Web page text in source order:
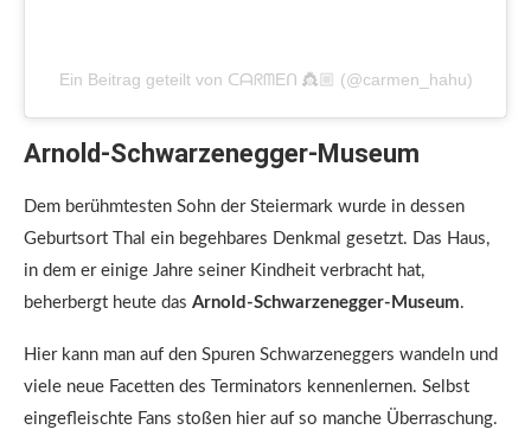
Ein Beitrag geteilt von ᑕᗩᖇᗰEᑎ 👸🏼 (@carmen_hahu)
Arnold-Schwarzenegger-Museum
Dem berühmtesten Sohn der Steiermark wurde in dessen
Geburtsort Thal ein begehbares Denkmal gesetzt. Das Haus,
in dem er einige Jahre seiner Kindheit verbracht hat,
beherbergt heute das Arnold-Schwarzenegger-Museum.
Hier kann man auf den Spuren Schwarzeneggers wandeln und
viele neue Facetten des Terminators kennenlernen. Selbst
eingefleischte Fans stoßen hier auf so manche Überraschung.